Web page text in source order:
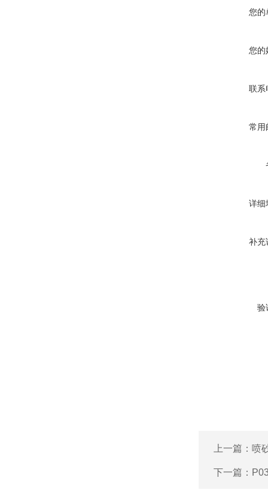
您的
您的
联系
常用
详细
补充
验
上一篇： 喷
下一篇：